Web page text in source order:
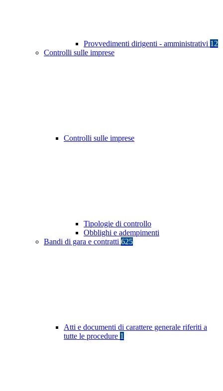
Provvedimenti dirigenti - amministrativi 12
Controlli sulle imprese
Controlli sulle imprese
Tipologie di controllo
Obblighi e adempimenti
Bandi di gara e contratti 625
Atti e documenti di carattere generale riferiti a
tutte le procedure 1